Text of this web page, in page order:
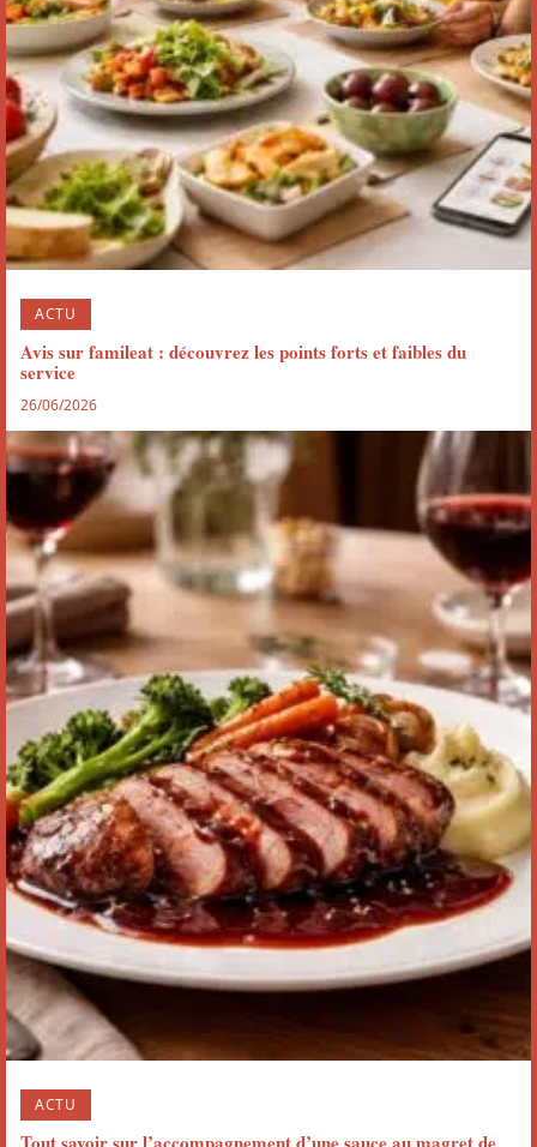
ACTU
Avis sur famileat : découvrez les points forts et faibles du
service
26/06/2026
ACTU